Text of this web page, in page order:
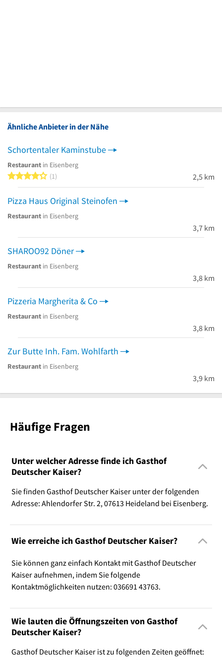
Ähnliche Anbieter in der Nähe
Schortentaler Kaminstube
Restaurant in Eisenberg
4 von 5 Sternen
1 2,5 km
Pizza Haus Original Steinofen
Restaurant in Eisenberg
3,7 km
SHAROO92 Döner
Restaurant in Eisenberg
3,8 km
Pizzeria Margherita & Co
Restaurant in Eisenberg
3,8 km
Zur Butte Inh. Fam. Wohlfarth
Restaurant in Eisenberg
3,9 km
Häufige Fragen
Unter welcher Adresse finde ich Gasthof
Deutscher Kaiser?
Sie finden Gasthof Deutscher Kaiser unter der folgenden
Adresse: Ahlendorfer Str. 2, 07613 Heideland bei Eisenberg.
Wie erreiche ich Gasthof Deutscher Kaiser?
Sie können ganz einfach Kontakt mit Gasthof Deutscher
Kaiser aufnehmen, indem Sie folgende
Kontaktmöglichkeiten nutzen: 036691 43763.
Wie lauten die Öffnungszeiten von Gasthof
Deutscher Kaiser?
Gasthof Deutscher Kaiser ist zu folgenden Zeiten geöffnet: